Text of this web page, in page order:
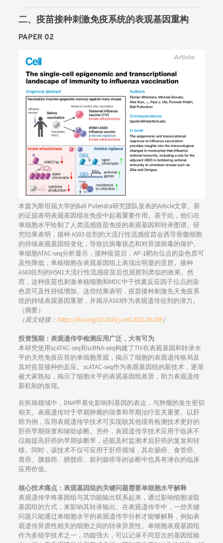
二、疫苗接种刺激免疫系统的表观基因重构
PAPER 02
本篇为斯坦福大学的Bali Pulendra研究团队发表的Article文章。新
的证据表明表观基因组在免疫中起着重要作用。基于此，他们在
单细胞水平绘制了人类流感疫苗免疫的表观基因和转录图谱。研
究结果表明，接种 AS03 佐剂的大流行性流感疫苗会诱导骨髓细胞
的持续表观基因组变化，导致抗病毒状态和对异源病毒的保护。
单细胞ATAC-seq分析显示，接种疫苗后，AP-1靶向位点的染色质可
及性降低，单核细胞在表观基因组上表现出明显的亚群。接种
AS03佐剂的H5N1大流行性流感疫苗后也观察到类似的效果。然
而，这种疫苗也刺激单核细胞和MDC中干扰素反应因子位点的染
色质可及性持续增加。这些结果表明，疫苗接种刺激先天免疫系
统的持续表观基因重塑，并揭示AS03作为表观遗传佐剂的潜力。
（摘要）
（原文链接： https://doi.org/10.1016/j.cell.2021.05.039）
投资预期：表观遗传学检测应用广泛，大有可为
本研究使用scATAC-seq和scRNA-seq构建了TIV在表观基因和转录水
平的天然免疫应答的单细胞景观，揭示了细胞的表观遗传格局及
其对疫苗接种的反应。scATAC-seq作为表观基因组的新技术，逐渐
被大家熟知，揭示了细胞水平的表观基因组差异，助力表观遗传
新机制的发现。
在疾病领域中，DNA甲基化影响到基因的表达，与肿瘤的发生密切
相关。表观遗传对于早期肿瘤的筛查和早期治疗至关重要。以肝
癌为例，应用表观遗传学技术可实现较其他现有检测技术更好的
肝癌早期筛查和辅助诊断。另外，表观遗传学技术应用于临床不
仅能提高肝癌的早期诊断率，还能及时监测术后肝癌的复发和转
移。同时，该技术不仅可应用于肝癌领域，其在肠癌、食管癌、
胃癌、胰腺癌、膀胱癌、前列腺癌等的诊断中也具有潜在的临床
应用价值。
核心技术痛点：表观基因组的关键问题需要单细胞水平解释
表观遗传学将基因组与其功能输出联系起来，通过影响细胞读取
基因组的方式，来影响其转录输出。在表观遗传学中，一些关键
问题只能通过单细胞水平的表观遗传学分析才能够解释，例如表
观遗传异质性相关的细胞之间的转录异质性。单细胞表观基因组
作为多组学技术之一，功能强大，可以记录不同层次的基因组输